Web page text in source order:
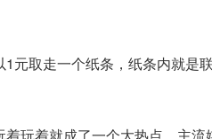
元取走一个纸条，纸条内就是